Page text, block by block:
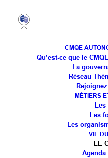
CMQE
Qu’est-ce que le
La
Réseau
MÉTIERS
Les
Les
Les
VIE
LE
Agenda